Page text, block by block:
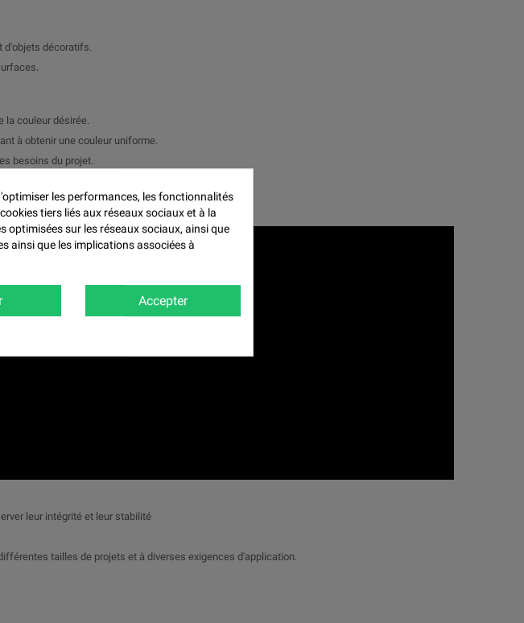
décoratifs.
la couleur désirée.
à obtenir une couleur uniforme.
besoins du projet.
leur intégrité et leur stabilité
tailles de projets et à diverses exigences d'application.
les performances, les fonctionnalités
tiers liés aux réseaux sociaux et à la
sur les réseaux sociaux, ainsi que
ainsi que les implications associées à
Accepter